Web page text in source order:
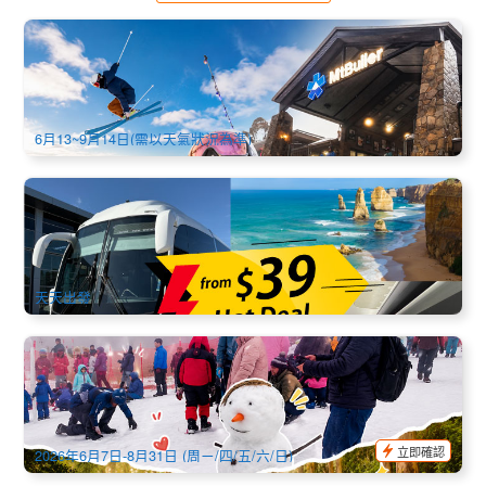
店長推薦 | 課程+裝備+雪衣褲+小費全包 | 墨爾本布勒山(Mt.
Buller)全覽一日遊 (中文)
607 已預訂
AUD $199.00 $207.00
MEL05003
6月13~9月14日(需以天氣狀況為準)
熱門行程★墨爾本大洋路舒適大車中文1日遊
867 已預訂
AUD $49.00 74.00
MEL05095
天天出發
6-9月冬季限定 | 普芬比利蒸汽小火車+湖山雪場(Lake
Mountain Alpine Resort) 1天遊 (英文) (墨爾本市區出發)
741 已預訂
AUD $198.00 219.00
MEL05510
2026年6月7日-8月31日 (周ㄧ/四/五/六/日)
立即確認